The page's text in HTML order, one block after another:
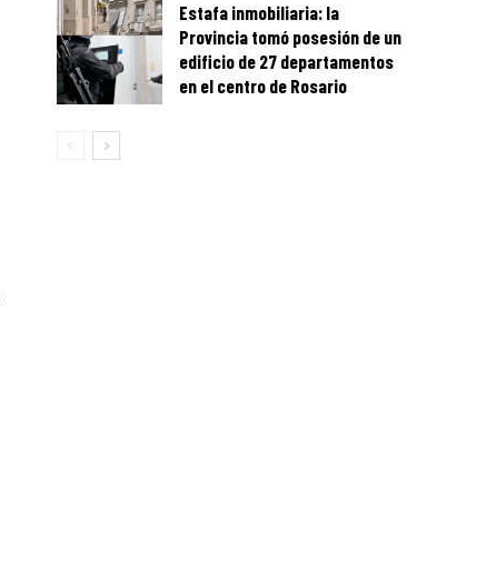
Estafa inmobiliaria: la
Provincia tomó posesión de un
edificio de 27 departamentos
en el centro de Rosario